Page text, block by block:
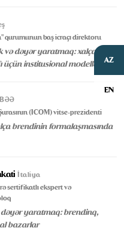
AZ
EN
qurumunun baş icraçı direktoru
və dəyər yaratmaq: xalça
institusional modellər
BƏƏ
(ICOM) vitse-prezidenti
brendinin formalaşmasında
İtaliya
sertifikatlı ekspert və
yaratmaq: brendinq,
bazarlar